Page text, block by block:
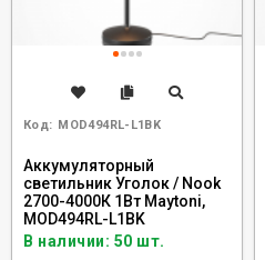
Код: MOD494RL-L1BK
Аккумуляторный
светильник Уголок / Nook
2700-4000К 1Вт Maytoni,
MOD494RL-L1BK
В наличии: 50 шт.